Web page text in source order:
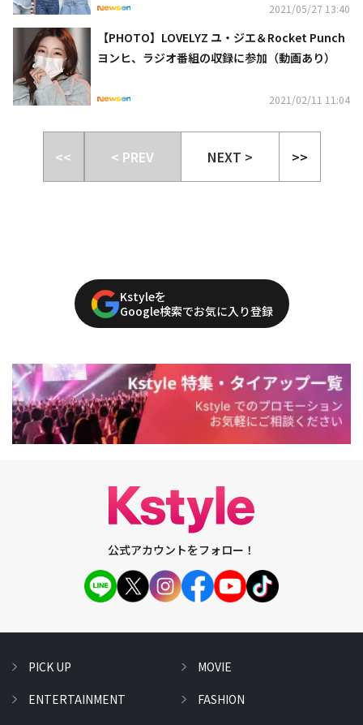
2021/05/27 13:40
【PHOTO】LOVELYZ ユ・ジエ＆Rocket Punch
ヨンヒ、ラジオ番組の収録に参加（動画あり）
2021/02/11 11:04
<< < PREV NEXT > >>
Kstyleを
Google検索でお気に入り登録
公式アカウントをフォロー！
PICK UP
ENTERTAINMENT
MOVIE
FASHION